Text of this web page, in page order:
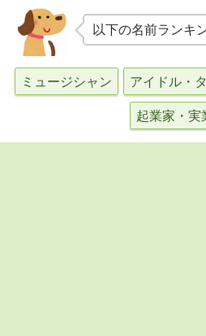
以下の名前ランキ
ミュージシャン アイドル・
起業家・実